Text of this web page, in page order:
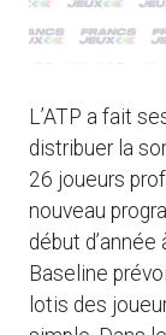
L’ATP a fait
distribuer la
26 joueurs
nouveau
début
Baseline
lotis des